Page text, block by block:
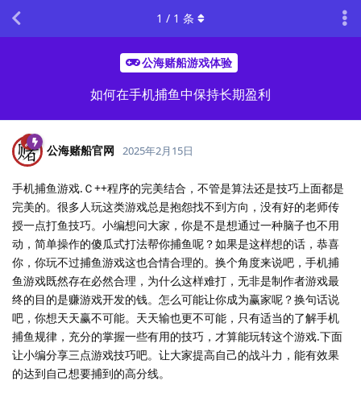
公海赌船游戏体验
如何在手机捕鱼中保持长期盈利
1 / 1 条
公海赌船官网 2025年2月15日
手机捕鱼游戏.Ｃ++程序的完美结合，不管是算法还是技巧上面都是
完美的。很多人玩这类游戏总是抱怨找不到方向，没有好的老师传
授一点打鱼技巧。小编想问大家，你是不是想通过一种脑子也不用
动，简单操作的傻瓜式打法帮你捕鱼呢？如果是这样想的话，恭喜
你，你玩不过捕鱼游戏这也合情合理的。换个角度来说吧，手机捕
鱼游戏既然存在必然合理，为什么这样难打，无非是制作者游戏最
终的目的是赚游戏开发的钱。怎么可能让你成为赢家呢？换句话说
吧，你想天天赢不可能。天天输也更不可能，只有适当的了解手机
捕鱼规律，充分的掌握一些有用的技巧，才算能玩转这个游戏.下面
让小编分享三点游戏技巧吧。让大家提高自己的战斗力，能有效果
的达到自己想要捕到的高分线。